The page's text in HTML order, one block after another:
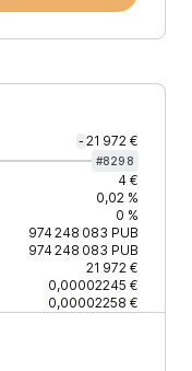
- 21 972 €
#8298
4 €
0,02 %
0 %
974 248 083 PUB
974 248 083 PUB
21 972 €
0,00002245 €
0,00002258 €